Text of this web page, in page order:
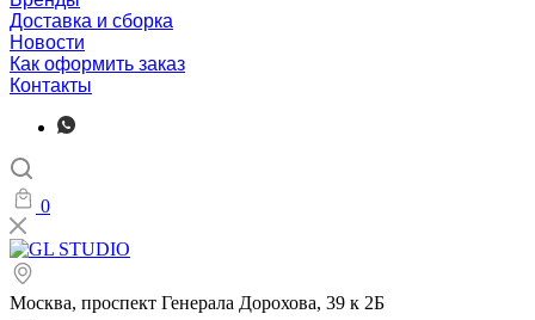
Доставка и сборка
Новости
Как оформить заказ
Контакты
0
Москва, проспект Генерала Дорохова, 39 к 2Б